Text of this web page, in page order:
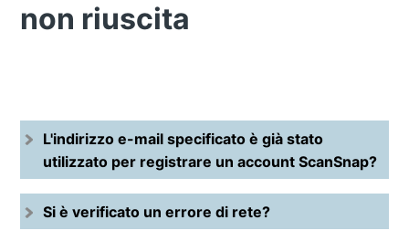
non riuscita
L'indirizzo e-mail specificato è già stato
utilizzato per registrare un account ScanSnap?
Si è verificato un errore di rete?